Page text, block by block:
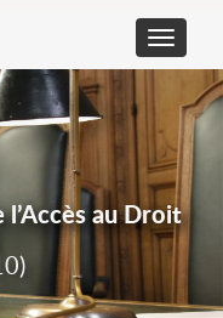
au Droit